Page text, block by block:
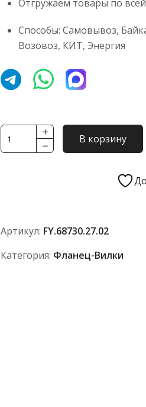
Отгружаем товары по
Способы: Самовывоз,
Возовоз, КИТ, Энергия
Количество
товара
8отв
по
В корзину
Артикул: FY.68730.27.02
Категория: Фланец-Вилки